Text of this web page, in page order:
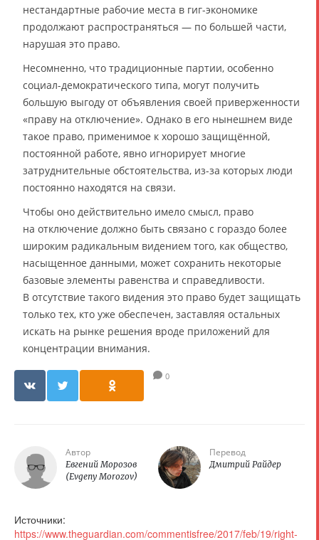
нестандартные рабочие места в гиг-экономике
продолжают распространяться — по большей части,
нарушая это право.
Несомненно, что традиционные партии, особенно
социал-демократического типа, могут получить
большую выгоду от объявления своей приверженности
«праву на отключение». Однако в его нынешнем виде
такое право, применимое к хорошо защищённой,
постоянной работе, явно игнорирует многие
затруднительные обстоятельства, из-за которых люди
постоянно находятся на связи.
Чтобы оно действительно имело смысл, право
на отключение должно быть связано с гораздо более
широким радикальным видением того, как общество,
насыщенное данными, может сохранить некоторые
базовые элементы равенства и справедливости.
В отсутствие такого видения это право будет защищать
только тех, кто уже обеспечен, заставляя остальных
искать на рынке решения вроде приложений для
концентрации внимания.
0
Автор
Евгений Морозов
(Evgeny Morozov)
Перевод
Дмитрий Райдер
Источники:
https://www.theguardian.com/commentisfree/2017/feb/19/right-